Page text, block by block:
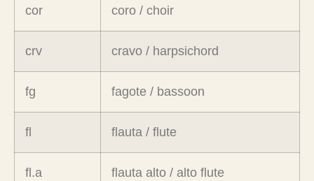
cor coro / choir
crv cravo / harpsichord
fg fagote / bassoon
fl flauta / flute
fl.a flauta alto / alto flute